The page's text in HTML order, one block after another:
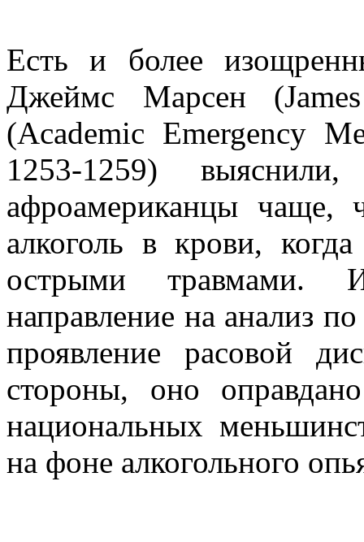
Есть и более
Джеймс Марсен
(Academic Emergency
1253-1259)
афроамериканцы чаще,
алкоголь в крови,
острыми травмами.
направление на анализ
проявление расовой
стороны, оно
национальных
на фоне алкогольного